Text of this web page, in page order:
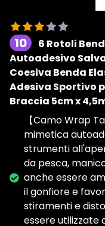
10
6 Rotoli
Autoadesivo
Coesiva Benda
Adesiva Sportivo
Braccia 5cm x
【Camo Wrap
mimetica
strumenti
da pesca,
anche essere
il gonfiore e
stiramenti e
essere utilizzate